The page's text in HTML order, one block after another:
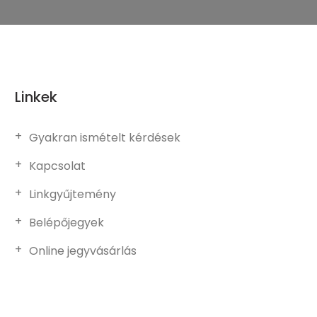
Linkek
Gyakran ismételt kérdések
Kapcsolat
Linkgyűjtemény
Belépőjegyek
Online jegyvásárlás